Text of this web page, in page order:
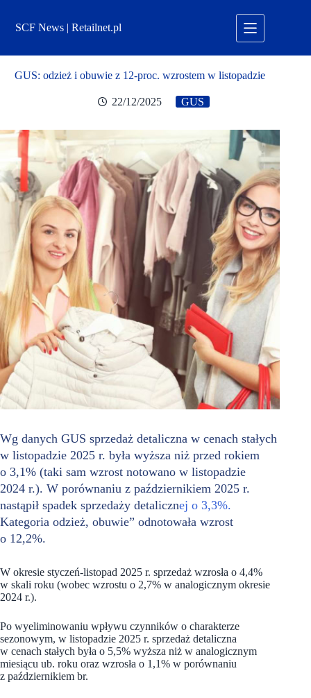
treściSCF News | Retailnet.pl
GUS: odzież i obuwie z 12-proc. wzrostem w listopadzie
22/12/2025 GUS
Wg danych GUS sprzedaż detaliczna w cenach stałych
w listopadzie 2025 r. była wyższa niż przed rokiem
o 3,1% (taki sam wzrost notowano w listopadzie
2024 r.). W porównaniu z październikiem 2025 r.
nastąpił spadek sprzedaży detalicznej o 3,3%.
Kategoria odzież, obuwie” odnotowała wzrost
o 12,2%.
W okresie styczeń-listopad 2025 r. sprzedaż wzrosła o 4,4%
w skali roku (wobec wzrostu o 2,7% w analogicznym okresie
2024 r.).
Po wyeliminowaniu wpływu czynników o charakterze
sezonowym, w listopadzie 2025 r. sprzedaż detaliczna
w cenach stałych była o 5,5% wyższa niż w analogicznym
miesiącu ub. roku oraz wzrosła o 1,1% w porównaniu
z październikiem br.